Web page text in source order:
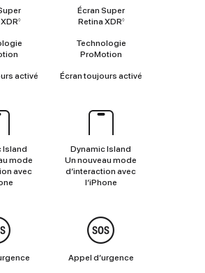
◊Renvoi
mentions
activé
Écran Super
Retina XDR◊Renvoi
mentions
Technologie
ProMotion
Écran toujours activé
Island
mode
avec
Dynamic Island
Un nouveau mode
d’interaction avec
l’iPhone
Appel d’urgence